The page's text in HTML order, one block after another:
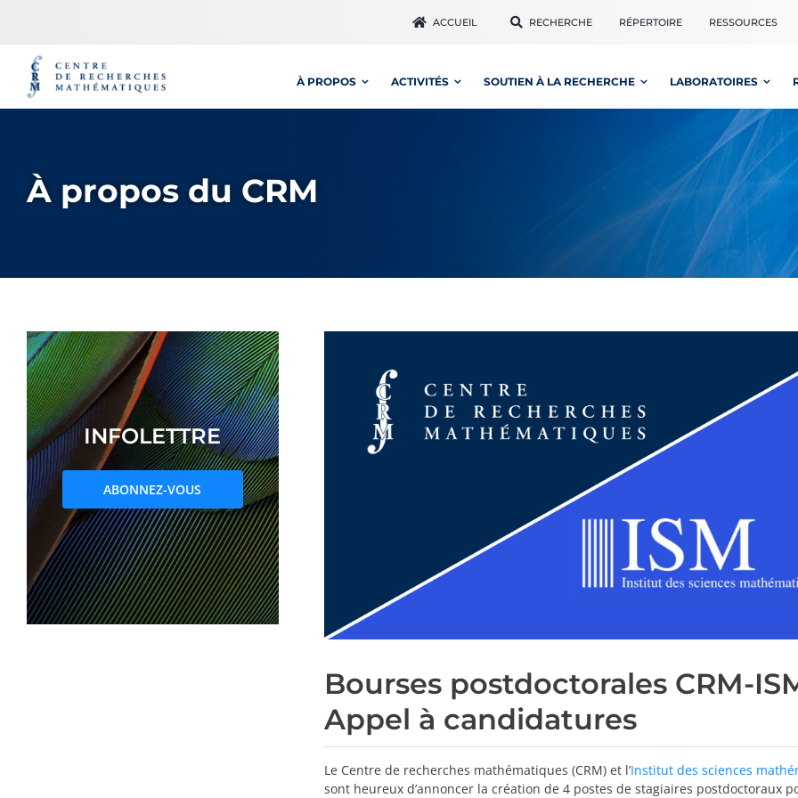
ACCUEIL RECHERCHE RÉPERTOIRE RESSOURCES
À PROPOS ACTIVITÉS SOUTIEN À LA RECHERCHE LABORATOIRES
À propos du CRM
INFOLETTRE
ABONNEZ-VOUS
Bourses postdoctorales CRM-
Appel à candidatures
Le Centre de recherches mathématiques (CRM) et l’Institut des sciences
sont heureux d’annoncer la création de 4 postes de stagiaires postdoctoraux